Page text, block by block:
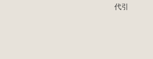
代引